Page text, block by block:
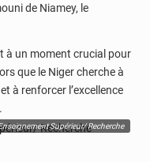
de Niamey, le
à un moment crucial pour
que le Niger cherche à
à renforcer l’excellence
Supérieur/ Recherche